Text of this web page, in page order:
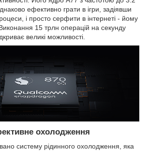
ефективно грати в ігри, задіявши
і просто серфити в інтернеті - йому
15 трлн операцій на секунду
великі можливості.
охолодження
систему рідинного охолодження, яка